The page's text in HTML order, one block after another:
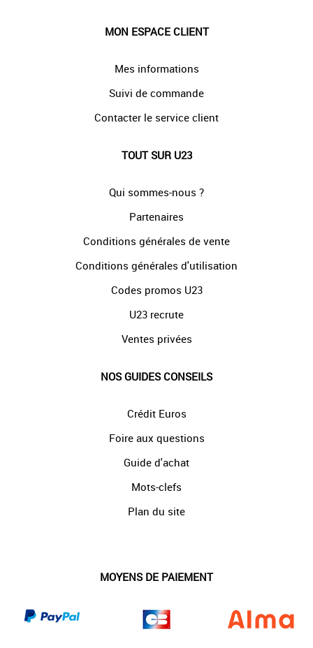
MON ESPACE CLIENT
Mes informations
Suivi de commande
Contacter le service client
TOUT SUR U23
Qui sommes-nous ?
Partenaires
Conditions générales de vente
Conditions générales d'utilisation
Codes promos U23
U23 recrute
Ventes privées
NOS GUIDES CONSEILS
Crédit Euros
Foire aux questions
Guide d'achat
Mots-clefs
Plan du site
MOYENS DE PAIEMENT